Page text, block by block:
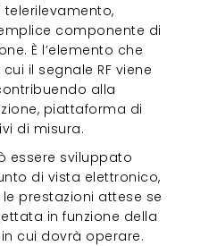
telerilevamento,
componente di
È l’elemento che
il segnale RF viene
alla
piattaforma di
di misura.
essere sviluppato
di vista elettronico,
prestazioni attese se
in funzione della
cui dovrà operare.